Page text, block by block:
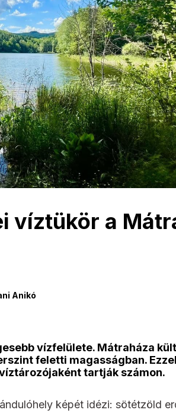
víztükör a
Anikó
vízfelülete. Mátraháza
feletti magasságban.
tartják számon.
képét idézi: sötétzöld